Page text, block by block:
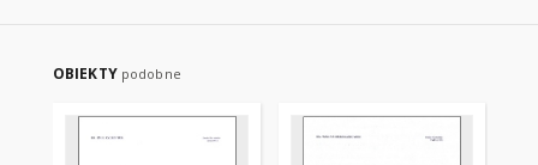
OBIEKTY podobne